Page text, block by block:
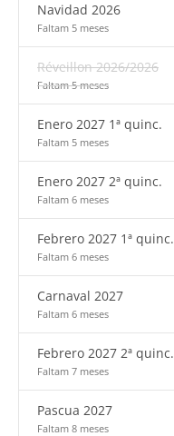
Navidad 2026
Faltam 5 meses
Réveillon 2026/2026
Faltam 5 meses
Enero 2027 1ª quinc.
Faltam 5 meses
Enero 2027 2ª quinc.
Faltam 6 meses
Febrero 2027 1ª quinc.
Faltam 6 meses
Carnaval 2027
Faltam 6 meses
Febrero 2027 2ª quinc.
Faltam 7 meses
Pascua 2027
Faltam 8 meses